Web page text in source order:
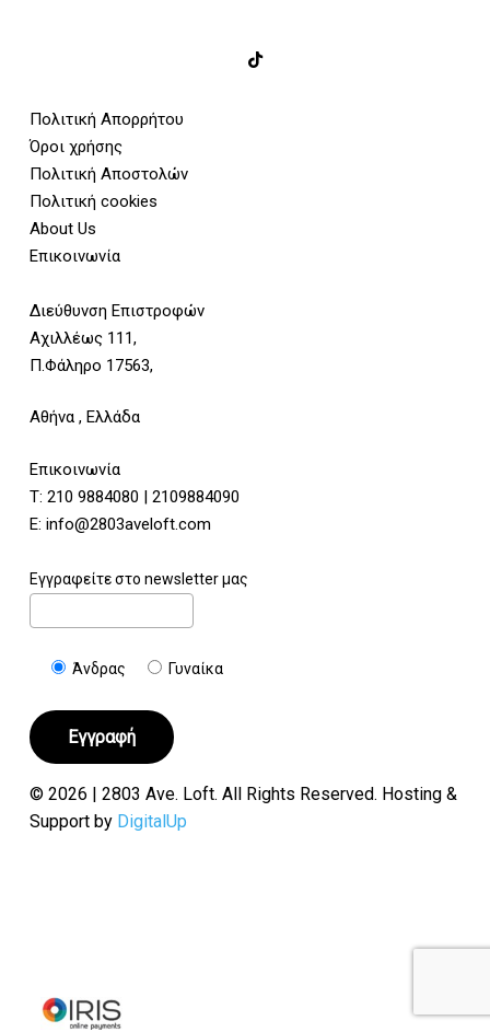
Πολιτική Απορρήτου
Όροι χρήσης
Πολιτική Αποστολών
Πολιτική cookies
About Us
Επικοινωνία
Διεύθυνση Επιστροφών
Αχιλλέως 111,
Π.Φάληρο 17563,
Αθήνα , Ελλάδα
Επικοινωνία
Τ: 210 9884080 | 2109884090
E: info@2803aveloft.com
Εγγραφείτε στο newsletter μας
Άνδρας Γυναίκα
© 2026 | 2803 Ave. Loft. All Rights Reserved. Hosting &
Support by DigitalUp